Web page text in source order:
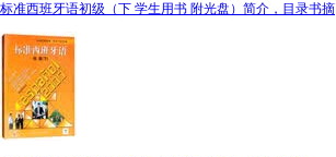
标准西班牙语初级（下 学生用书 附光盘）简介，目录书摘